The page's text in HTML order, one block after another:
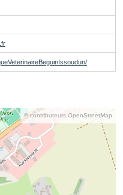
© contributeurs OpenStreetMap